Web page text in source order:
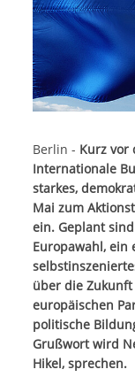
Berlin - Kurz vor
Internationale
starkes,
Mai zum
ein. Geplant
Europawahl, ein
über die
europäischen
politische
Grußwort wird
Hikel, sprechen.